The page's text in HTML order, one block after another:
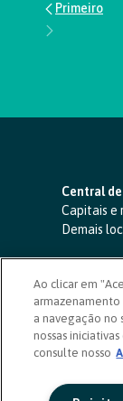
Central
Capitais e
Demais
SAC 24
Ouvidoria
0800 725
Ao clicar em
armazenamento
a navegação no
nossas
consulte nosso